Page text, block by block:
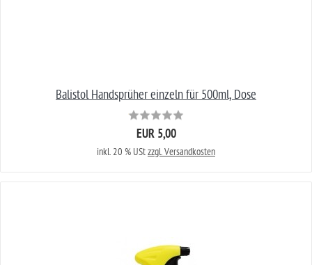
Balistol Handsprüher einzeln für 500ml, Dose
EUR 5,00
inkl. 20 % UStzzgl. Versandkosten